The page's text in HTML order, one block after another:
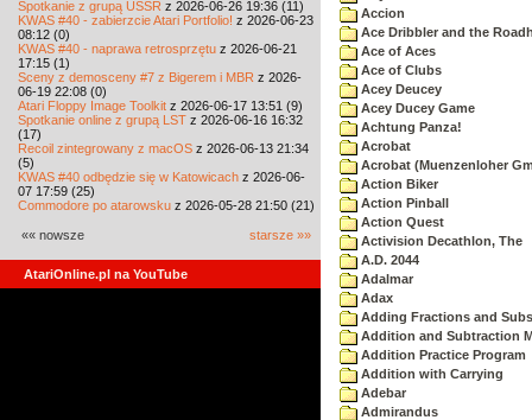
Spotkanie z grupą USSR z 2026-06-26 19:36 (11)
KWAS #40 - zabierzcie Atari Portfolio! z 2026-06-23
08:12 (0)
KWAS #40 - naprawa retrosprzętu z 2026-06-21
17:15 (1)
Sceny z demosceny #7 z Bigerem i MBR z 2026-
06-19 22:08 (0)
Atari Floppy Image Toolkit z 2026-06-17 13:51 (9)
Spotkanie online z grupą LST z 2026-06-16 16:32
(17)
Recoil zintegrowany z macOS z 2026-06-13 21:34
(5)
KWAS #40 odbędzie się w Katowicach z 2026-06-
07 17:59 (25)
Commodore po atarowsku z 2026-05-28 21:50 (21)
«« nowsze starsze »»
AtariOnline.pl na YouTube
Accion
Ace Dribbler and the
Ace of Aces
Ace of Clubs
Acey Deucey
Acey Ducey Game
Achtung Panza!
Acrobat
Acrobat (Muenzenloher
Action Biker
Action Pinball
Action Quest
Activision Decathlon, The
A.D. 2044
Adalmar
Adax
Adding Fractions and
Addition and Subtraction
Addition Practice Program
Addition with Carrying
Adebar
Admirandus